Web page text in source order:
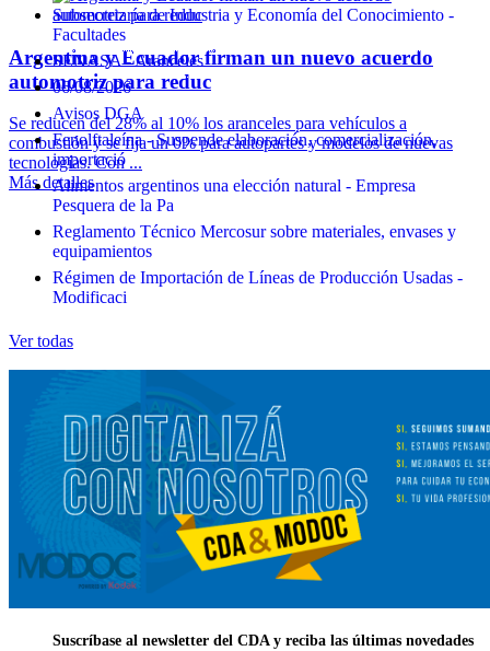
Argentina y Ecuador firman un nuevo acuerdo
automotriz para reduc
Se reducen del 28% al 10% los aranceles para vehículos a
combustión y se fija un 0% para autopartes y modelos de nuevas
tecnologías. Con ...
Más detalles
Subsecretaría de Industria y Economía del Conocimiento -
Facultades
SENASA - Aranceles
06/08/2026
Avisos DGA
Fenolftaleína - Suspende elaboración, comercialización,
importació
Alimentos argentinos una elección natural - Empresa
Pesquera de la Pa
Reglamento Técnico Mercosur sobre materiales, envases y
equipamientos
Régimen de Importación de Líneas de Producción Usadas -
Modificaci
Ver todas
Suscríbase al newsletter del CDA y reciba las últimas novedades